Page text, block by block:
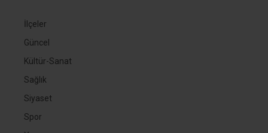
İlçeler
Güncel
Kültür-Sanat
Sağlık
Siyaset
Spor